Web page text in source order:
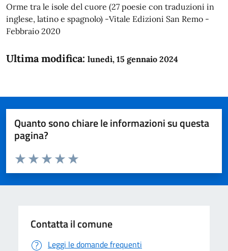
Orme tra le isole del cuore (27 poesie con traduzioni in
inglese, latino e spagnolo) -Vitale Edizioni San Remo -
Febbraio 2020
Ultima modifica: lunedì, 15 gennaio 2024
Quanto sono chiare le informazioni su questa
pagina?
Domanda
Valuta da 1 a 5 stelle la pagina
Valuta 5 stelle su 5
Valuta 4 stelle su 5
Valuta 3 stelle su 5
Valuta 2 stelle su 5
Valuta 1 stelle su 5
Contatta il comune
Leggi le domande frequenti